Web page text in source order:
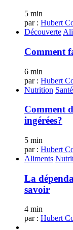
5 min
par : Hubert
Découverte
Comment
6 min
par : Hubert
Nutrition Santé
Comment
ingérées?
5 min
par : Hubert
Aliments
La
savoir
4 min
par : Hubert